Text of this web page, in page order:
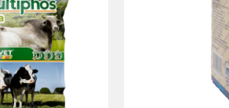
los
en las
del
el tratamiento y
bacterianas en
rápida
Beneficios